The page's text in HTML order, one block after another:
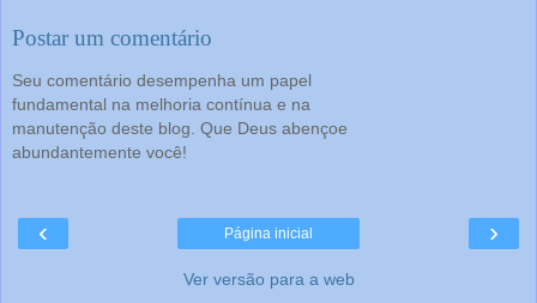
Postar um comentário
Seu comentário desempenha um papel
fundamental na melhoria contínua e na
manutenção deste blog. Que Deus abençoe
abundantemente você!
‹ ›
Página inicial
Ver versão para a web